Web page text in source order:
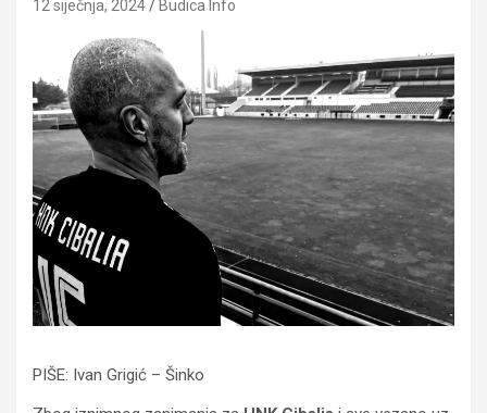
12 siječnja, 2024 Budica Info
PIŠE: Ivan Grigić – Šinko